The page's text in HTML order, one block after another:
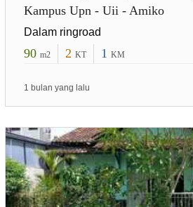
Kampus Upn - Uii - Amiko
Dalam ringroad
90 m2 2 KT 1 KM
1 bulan yang lalu